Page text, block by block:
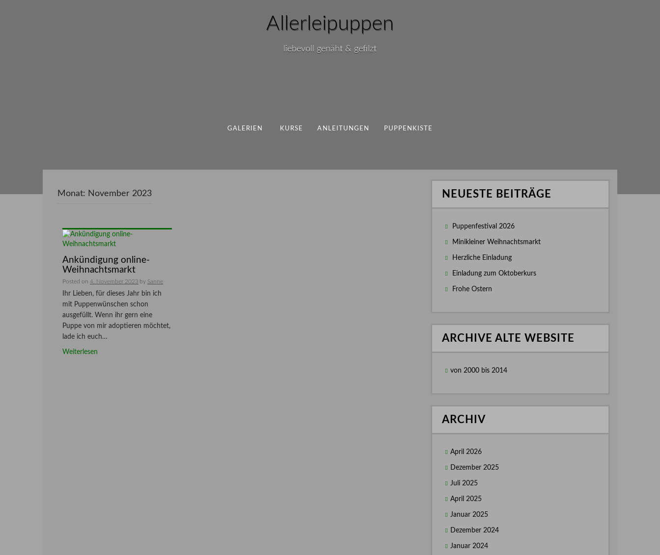
Allerleipuppen
liebevoll genäht & gefilzt
GALERIEN KURSE ANLEITUNGEN PUPPENKISTE
Monat: November 2023
Ankündigung online-
Weihnachtsmarkt
Posted on 4. November 2023 by Sanne
Ihr Lieben, für dieses Jahr bin ich
mit Puppenwünschen schon
ausgefüllt. Wenn ihr gern eine
Puppe von mir adoptieren möchtet,
lade ich euch…
Weiterlesen
NEUESTE BEITRÄGE
Puppenfestival 2026
Minikleiner Weihnachtsmarkt
Herzliche Einladung
Einladung zum Oktoberkurs
Frohe Ostern
ARCHIVE ALTE WEBSITE
von 2000 bis 2014
ARCHIV
April 2026
Dezember 2025
Juli 2025
April 2025
Januar 2025
Dezember 2024
Januar 2024